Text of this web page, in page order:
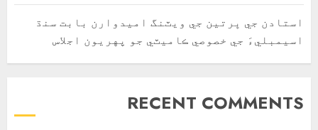
استادن جي ڀرتين جي ويٽنگ اميدوارن بابت سنڌ
اسيمبليءَ جي خصوصي ڪاميٽي جو پهريون اجلاس
RECENT COMMENTS